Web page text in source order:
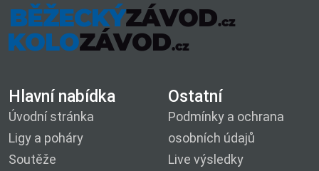
Hlavní nabídka
Úvodní stránka
Ligy a poháry
Soutěže
Ostatní
Podmínky a ochrana
osobních údajů
Live výsledky